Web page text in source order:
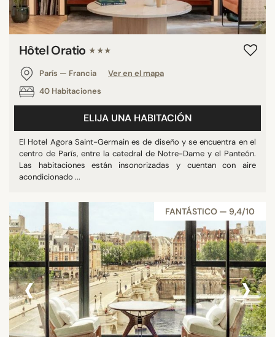
Hôtel Oratio ★★★
París — Francia
Ver en el mapa
40 Habitaciones
ELIJA UNA HABITACIÓN
El Hotel Agora Saint-Germain es de diseño y se encuentra en el
centro de París, entre la catedral de Notre-Dame y el Panteón.
Las habitaciones están insonorizadas y cuentan con aire
acondicionado ...
FANTÁSTICO — 9,4/10
‹ ›